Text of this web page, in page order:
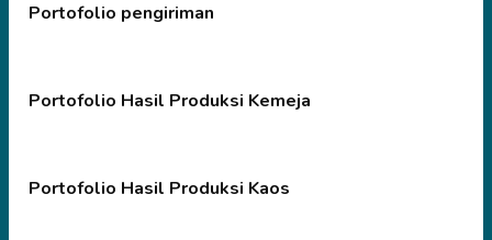
Portofolio pengiriman
Portofolio Hasil Produksi Kemeja
Portofolio Hasil Produksi Kaos